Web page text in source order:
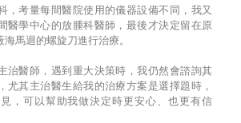
，考量每間醫院使用的儀器設備不同，我又
醫學中心的放腫科醫師，最後才決定留在原
馬迴的螺旋刀進行治療。
治醫師，遇到重大決策時，我仍然會諮詢其
尤其主治醫生給我的治療方案是選擇題時，
，可以幫助我做決定時更安心、也更有信